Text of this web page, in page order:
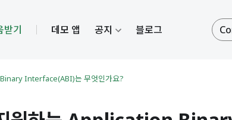
받기 데모 앱 공지 블로그
Interface(ABI)는 무엇인가요?